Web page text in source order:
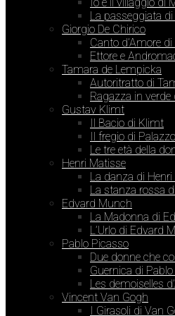
La passeggiata
Giorgio De Chirico
Canto d’Amore
Ettore e
Tamara de Lempicka
Autoritratto di
Ragazza in
Gustav Klimt
Il Bacio di Klimt
Il fregio di
Le tre età della
Henri Matisse
La danza di
La stanza rossa
Edvard Munch
La Madonna di
L’Urlo di Edvard
Pablo Picasso
Due donne che
Guernica di
Les demoiselles
Vincent Van Gogh
I Girasoli di Van